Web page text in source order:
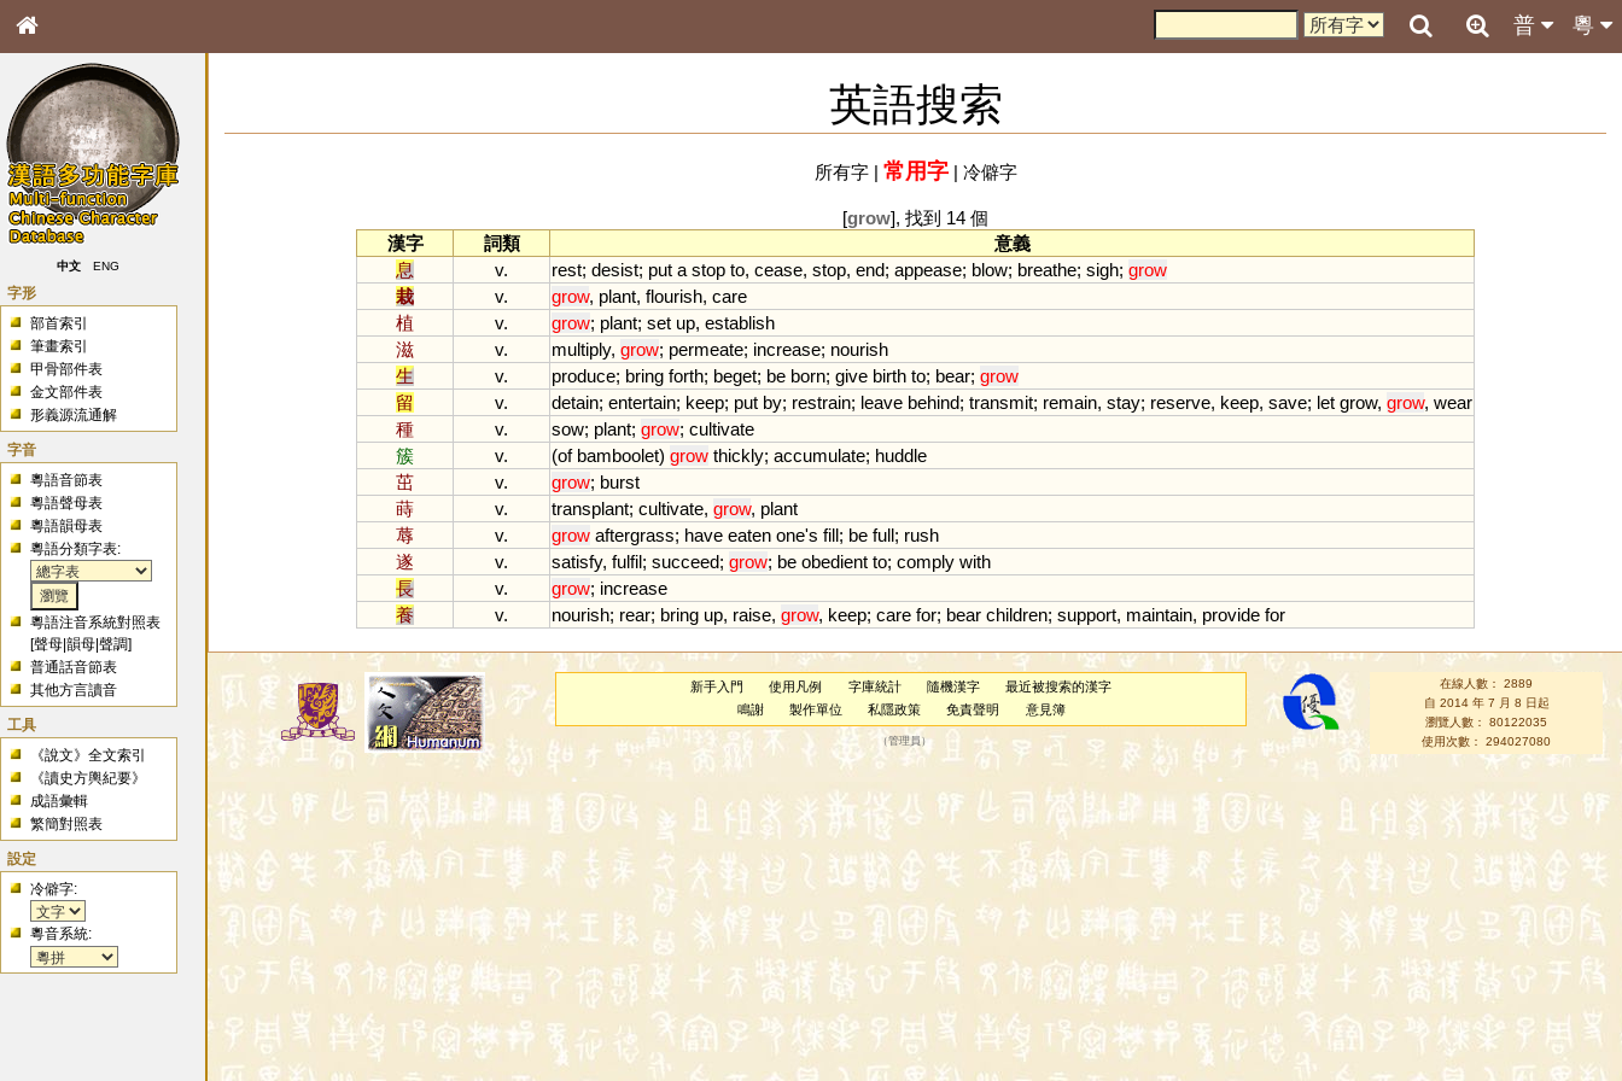
粵
普
中文 ENG
字形
部首索引
筆畫索引
甲骨部件表
金文部件表
形義源流通解
字音
粵語音節表
粵語聲母表
粵語韻母表
粵語分類字表:
粵語注音系統對照表
[聲母 |韻母 |聲調]
普通話音節表
其他方言讀音
工具
《說文》全文索引
《讀史方輿紀要》
成語彙輯
繁簡對照表
設定
冷僻字:
粵音系統:
英語搜索
所有字| 常用字| 冷僻字
[grow], 找到 14 個
漢字
詞類
意義
息
v. rest; desist; put a stop to, cease, stop, end; appease; blow; breathe; sigh; grow
栽
v. grow, plant, flourish, care
植
v. grow; plant; set up, establish
滋
v. multiply, grow; permeate; increase; nourish
生
v. produce; bring forth; beget; be born; give birth to; bear; grow
留
v. detain; entertain; keep; put by; restrain; leave behind; transmit; remain, stay; reserve, keep, save; let grow, grow, wear
種
v. sow; plant; grow; cultivate
簇
v. (of bamboolet) grow thickly; accumulate; huddle
茁
v. grow; burst
蒔
v. transplant; cultivate, grow, plant
蓐
v. grow aftergrass; have eaten one's fill; be full; rush
遂
v. satisfy, fulfil; succeed; grow; be obedient to; comply with
長
v. grow; increase
養
v. nourish; rear; bring up, raise, grow, keep; care for; bear children; support, maintain, provide for
新手入門 使用凡例 字庫統計 隨機漢字
最近被搜索的漢字
鳴謝
製作單位 私隱政策 免責聲明 意見簿
（管理員 ）
在線人數： 2889
自 2014 年 7 月 8 日起
瀏覽人數： 80122035
使用次數： 294027080